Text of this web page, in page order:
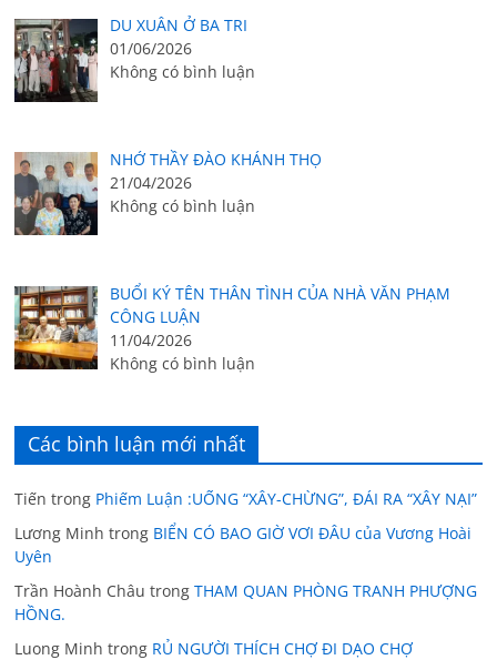
DU XUÂN Ở BA TRI
01/06/2026
Không có bình luận
NHỚ THẦY ĐÀO KHÁNH THỌ
21/04/2026
Không có bình luận
BUỔI KÝ TÊN THÂN TÌNH CỦA NHÀ VĂN PHẠM
CÔNG LUẬN
11/04/2026
Không có bình luận
Các bình luận mới nhất
Tiến trong Phiếm Luận :UỐNG “XÂY-CHỪNG”, ĐÁI RA “XÂY NẠI”
Lương Minh trong BIỂN CÓ BAO GIỜ VƠI ĐÂU của Vương Hoài
Uyên
Trần Hoành Châu trongTHAM QUAN PHÒNG TRANH PHƯỢNG
HỒNG.
Luong Minh trong RỦ NGƯỜI THÍCH CHỢ ĐI DẠO CHỢ